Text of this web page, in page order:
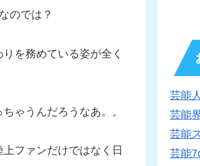
のでは？
を務めている姿が全く
ゃうんだろうなあ。。
ファンだけではなく日
芸能
芸能
芸能
芸能